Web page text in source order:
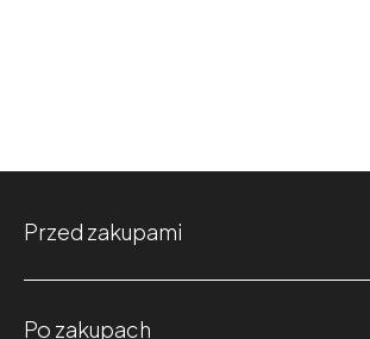
Przed zakupami
Po zakupach